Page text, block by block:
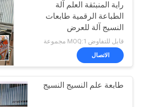
راية المنبثقة العلم آلة
الطباعة الرقمية طابعات
النسيج آلة للعرض
قابل للتفاوض MOQ:1 مجموعة
الاتصال
طابعة علم النسيج النسيج